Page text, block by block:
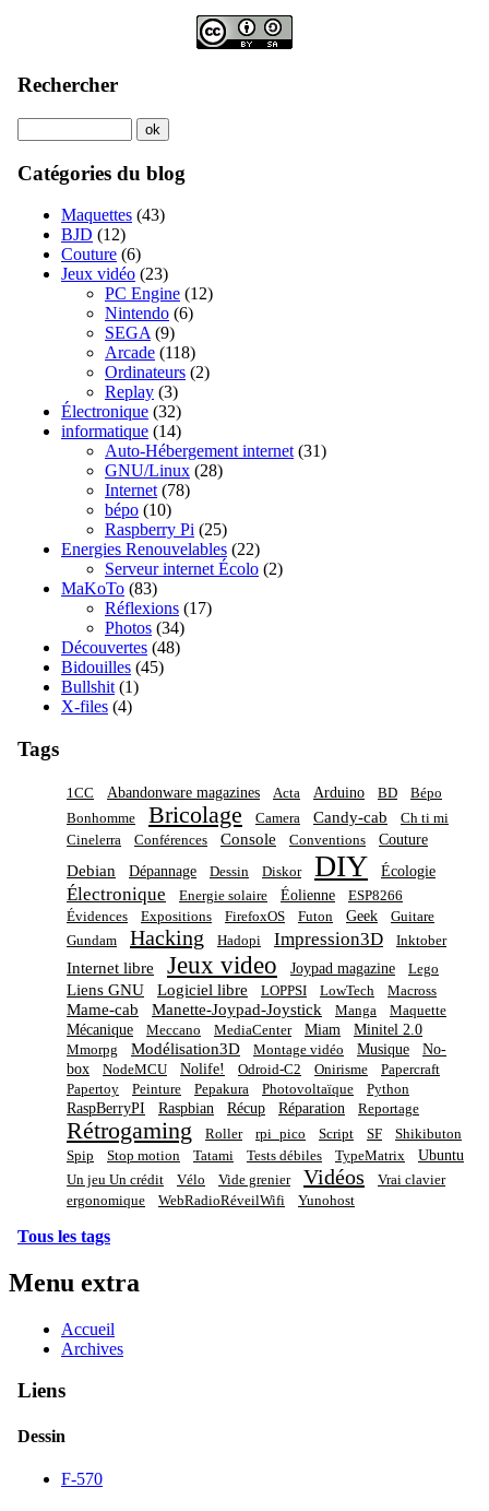
Rechercher
Catégories du blog
Maquettes (43)
BJD (12)
Couture (6)
Jeux vidéo (23)
PC Engine (12)
Nintendo (6)
SEGA (9)
Arcade (118)
Ordinateurs (2)
Replay (3)
Électronique (32)
informatique (14)
Auto-Hébergement internet (31)
GNU/Linux (28)
Internet (78)
bépo (10)
Raspberry Pi (25)
Energies Renouvelables (22)
Serveur internet Écolo (2)
MaKoTo (83)
Réflexions (17)
Photos (34)
Découvertes (48)
Bidouilles (45)
Bullshit (1)
X-files (4)
Tags
1CC Abandonware magazines Acta Arduino BD
Bépo
Bonhomme
Bricolage Camera Candy-cab
Ch ti mi
Cinelerra
Conférences Console Conventions Couture
Debian Dépannage Dessin Diskor DIY Écologie
Électronique Energie solaire Éolienne
ESP8266
Évidences
Expositions FirefoxOS Futon Geek
Guitare
Gundam
Hacking Hadopi Impression3D Inktober
Internet libre Jeux video Joypad magazine Lego
Liens GNU Logiciel libre LOPPSI LowTech Macross
Mame-cab Manette-Joypad-Joystick Manga Maquette
Mécanique Meccano MediaCenter Miam Minitel 2.0
Mmorpg Modélisation3D Montage vidéo Musique
No-
box
NodeMCU Nolife! Odroid-C2 Onirisme
Papercraft
Papertoy
Peinture Pepakura Photovoltaïque Python
RaspBerryPI Raspbian Récup Réparation Reportage
Rétrogaming Roller rpi_pico Script SF
Shikibuton
Spip
Stop motion Tatami Tests débiles TypeMatrix Ubuntu
Un jeu Un crédit Vélo Vide grenier Vidéos
Vrai clavier
ergonomique
WebRadioRéveilWifi Yunohost
Tous les tags
Menu extra
Accueil
Archives
Liens
Dessin
F-570